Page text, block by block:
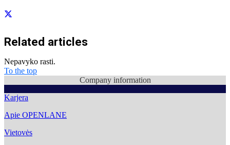
Related articles
Nepavyko rasti.
To the top
Company information
Karjera
Apie OPENLANE
Vietovės